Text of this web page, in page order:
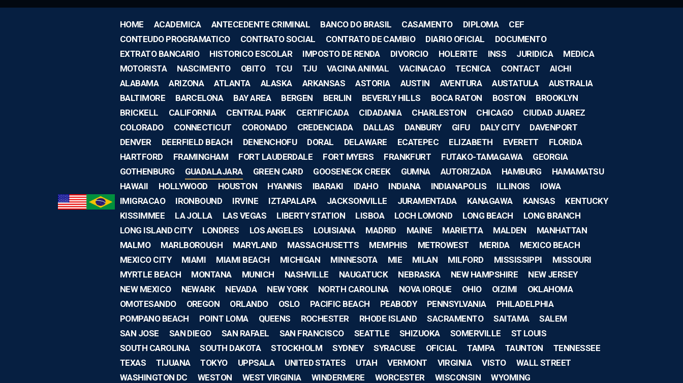
HOME ACADEMICA ANTECEDENTE CRIMINAL BANCO DO BRASIL CASAMENTO DIPLOMA
CEF
CONTEUDO PROGRAMATICO
CONTRATO SOCIAL CONTRATO DE CAMBIO DIARIO OFICIAL
DOCUMENTO
EXTRATO BANCARIO
HISTORICO ESCOLAR IMPOSTO DE RENDA DIVORCIO HOLERITE INSS JURIDICA
MEDICA
MOTORISTA
NASCIMENTO OBITO TCU TJU VACINA ANIMAL VACINACAO TECNICA CONTACT
AICHI
ALABAMA
ARIZONA ATLANTA ALASKA ARKANSAS ASTORIA AUSTIN AVENTURA AUSTATULA
AUSTRALIA
BALTIMORE
BARCELONA BAY AREA BERGEN BERLIN BEVERLY HILLS BOCA RATON BOSTON
BROOKLYN
BRICKELL
CALIFORNIA CENTRAL PARK CERTIFICADA CIDADANIA CHARLESTON CHICAGO
CIUDAD JUAREZ
COLORADO
CONNECTICUT CORONADO CREDENCIADA DALLAS DANBURY GIFU DALY CITY
DAVENPORT
DENVER
DEERFIELD BEACH DENENCHOFU DORAL DELAWARE ECATEPEC ELIZABETH EVERETT
FLORIDA
HARTFORD
FRAMINGHAM FORT LAUDERDALE FORT MYERS FRANKFURT FUTAKO-TAMAGAWA
GEORGIA
GOTHENBURG
GUADALAJARA GREEN CARD GOOSENECK CREEK GUMNA AUTORIZADA HAMBURG
HAMAMATSU
HAWAII
HOLLYWOOD HOUSTON HYANNIS IBARAKI IDAHO INDIANA INDIANAPOLIS ILLINOIS
IOWA
IMIGRACAO
IRONBOUND IRVINE IZTAPALAPA JACKSONVILLE JURAMENTADA KANAGAWA KANSAS
KENTUCKY
KISSIMMEE
LA JOLLA LAS VEGAS LIBERTY STATION LISBOA LOCH LOMOND LONG BEACH
LONG BRANCH
LONG ISLAND CITY
LONDRES LOS ANGELES LOUISIANA MADRID MAINE MARIETTA MALDEN
MANHATTAN
MALMO
MARLBOROUGH MARYLAND MASSACHUSETTS MEMPHIS METROWEST MERIDA
MEXICO BEACH
MEXICO CITY
MIAMI MIAMI BEACH MICHIGAN MINNESOTA MIE MILAN MILFORD MISSISSIPPI
MISSOURI
MYRTLE BEACH
MONTANA MUNICH NASHVILLE NAUGATUCK NEBRASKA NEW HAMPSHIRE
NEW JERSEY
NEW MEXICO
NEWARK NEVADA NEW YORK NORTH CAROLINA NOVA IORQUE OHIO OIZIMI
OKLAHOMA
OMOTESANDO
OREGON ORLANDO OSLO PACIFIC BEACH PEABODY PENNSYLVANIA
PHILADELPHIA
POMPANO BEACH
POINT LOMA QUEENS ROCHESTER RHODE ISLAND SACRAMENTO SAITAMA
SALEM
SAN JOSE
SAN DIEGO SAN RAFAEL SAN FRANCISCO SEATTLE SHIZUOKA SOMERVILLE
ST LOUIS
SOUTH CAROLINA
SOUTH DAKOTA STOCKHOLM SYDNEY SYRACUSE OFICIAL TAMPA TAUNTON
TENNESSEE
TEXAS
TIJUANA TOKYO UPPSALA UNITED STATES UTAH VERMONT VIRGINIA VISTO
WALL STREET
WASHINGTON DC
WESTON WEST VIRGINIA WINDERMERE WORCESTER WISCONSIN WYOMING